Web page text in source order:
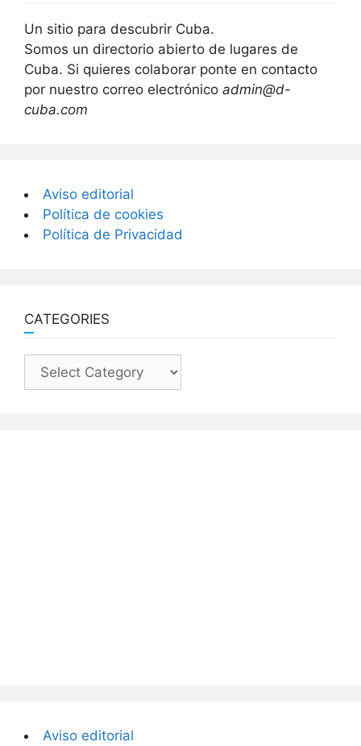
Un sitio para descubrir Cuba.
Somos un directorio abierto de lugares de
Cuba. Si quieres colaborar ponte en contacto
por nuestro correo electrónico admin@d-
cuba.com
Aviso editorial
Política de cookies
Política de Privacidad
CATEGORIES
Categories
Aviso editorial